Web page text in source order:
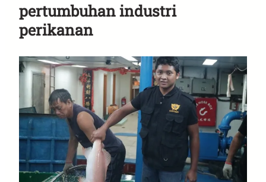
pertumbuhan industri
perikanan